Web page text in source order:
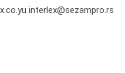
interlex@sezampro.rs